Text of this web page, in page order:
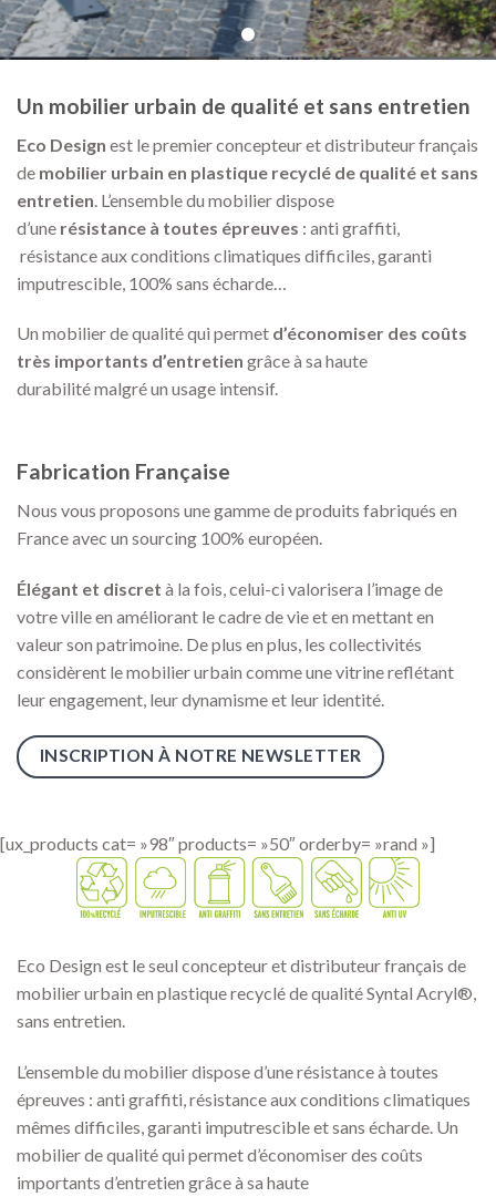
Un mobilier urbain de qualité et sans entretien
Eco Design est le premier concepteur et distributeur français
de mobilier urbain en plastique recyclé de qualité et sans
entretien . L’ensemble du mobilier dispose
d’une résistance à toutes épreuves : anti graffiti,
résistance aux conditions climatiques difficiles, garanti
imputrescible, 100% sans écharde…
Un mobilier de qualité qui permet d’économiser des coûts
très importants d’entretien grâce à sa haute
durabilité malgré un usage intensif.
Fabrication Française
Nous vous proposons une gamme de produits fabriqués en
France avec un sourcing 100% européen.
Élégant et discret à la fois, celui-ci valorisera l’image de
votre ville en améliorant le cadre de vie et en mettant en
valeur son patrimoine. De plus en plus, les collectivités
considèrent le mobilier urbain comme une vitrine reflétant
leur engagement, leur dynamisme et leur identité.
INSCRIPTION À NOTRE NEWSLETTER
[ux_products cat= »98″ products= »50″ orderby= »rand »]
Eco Design est le seul concepteur et distributeur français de
mobilier urbain en plastique recyclé de qualité Syntal Acryl®,
sans entretien.
L’ensemble du mobilier dispose d’une résistance à toutes
épreuves : anti graffiti, résistance aux conditions climatiques
mêmes difficiles, garanti imputrescible et sans écharde. Un
mobilier de qualité qui permet d’économiser des coûts
importants d’entretien grâce à sa haute